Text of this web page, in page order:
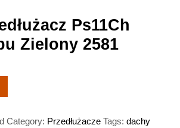
Ps11Ch
Zielony 2581
Category: Przedłużacze Tags:dachy